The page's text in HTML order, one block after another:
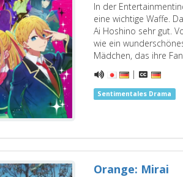
In der
eine wichtige Waffe.
Ai Hoshino sehr gut.
wie ein
Mädchen, das ihre
|
Sentimentales Drama
Orange: Mirai